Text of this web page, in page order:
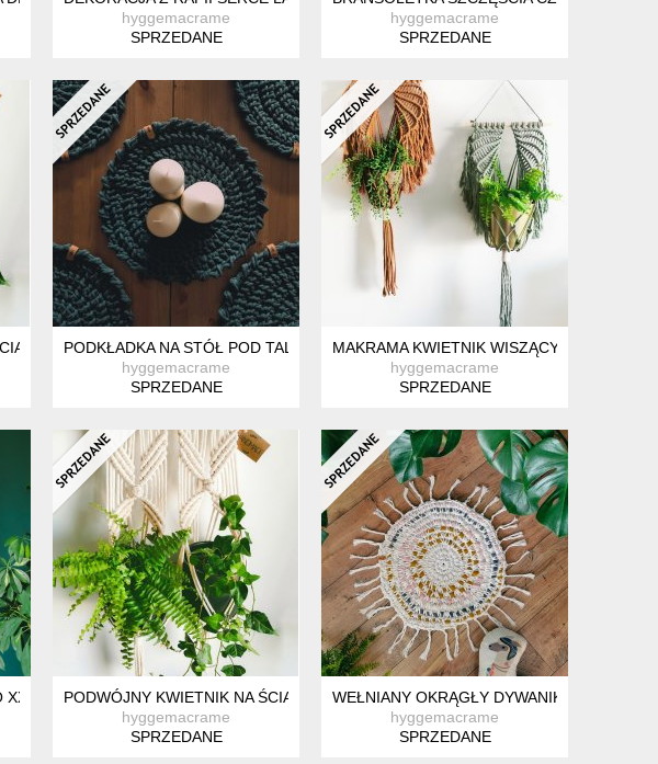
hyggemacrame
SPRZEDANE
hyggemacrame
SPRZEDANE
ZE SZNURKA. MAKRAMA.
PODKŁADKA NA STÓŁ POD TALERZE DEKORACYJNA ZE SZNURKA
hyggemacrame
SPRZEDANE
MAKRAMA KWIETNIK WISZĄCY SKRZYDŁO
hyggemacrame
SPRZEDANE
PODWÓJNY KWIETNIK NA ŚCIANĘ ZE SZNURKA. MAKRAMA.
hyggemacrame
SPRZEDANE
WEŁNIANY OKRĄGŁY DYWANIK Z
hyggemacrame
SPRZEDANE